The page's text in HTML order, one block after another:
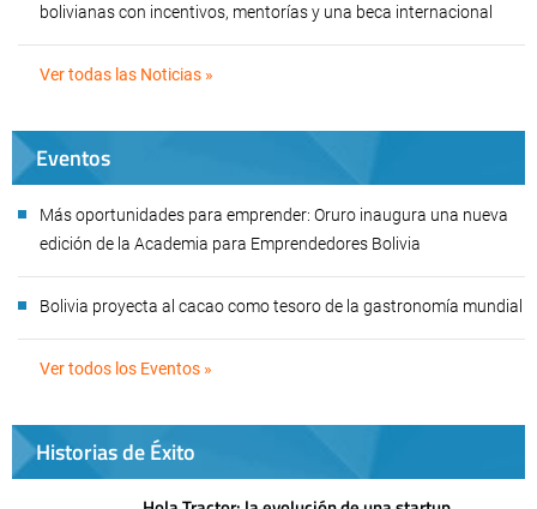
bolivianas con incentivos, mentorías y una beca internacional
Ver todas las Noticias »
Eventos
Más oportunidades para emprender: Oruro inaugura una nueva
edición de la Academia para Emprendedores Bolivia
Bolivia proyecta al cacao como tesoro de la gastronomía mundial
Ver todos los Eventos »
Historias de Éxito